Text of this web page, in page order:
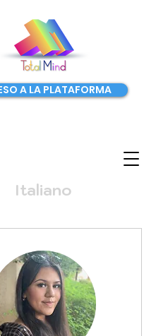
A LA PLATAFORMA
Italiano